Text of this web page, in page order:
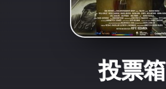
投票箱